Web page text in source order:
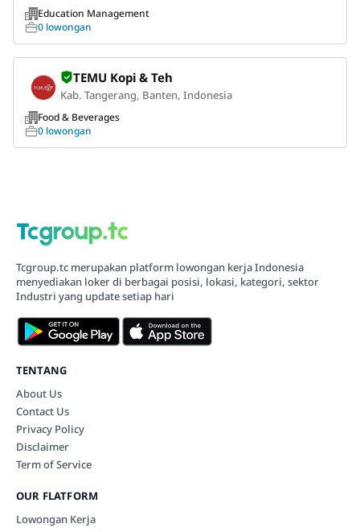
Education Management
0 lowongan
TEMU Kopi & Teh
Kab. Tangerang, Banten, Indonesia
Food & Beverages
0 lowongan
Tcgroup.tc merupakan platform lowongan kerja Indonesia
menyediakan loker di berbagai posisi, lokasi, kategori, sektor
Industri yang update setiap hari
TENTANG
About Us
Contact Us
Privacy Policy
Disclaimer
Term of Service
OUR FLATFORM
Lowongan Kerja